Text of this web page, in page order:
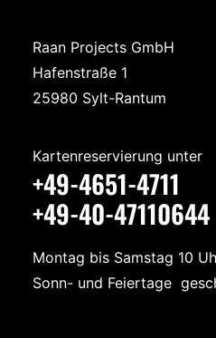
Raan Projects GmbH
Hafenstraße 1
25980 Sylt-Rantum
Kartenreservierung unter
+49-4651-4711
+49-40-47110644
Montag bis Samstag 10
Sonn- und Feiertage